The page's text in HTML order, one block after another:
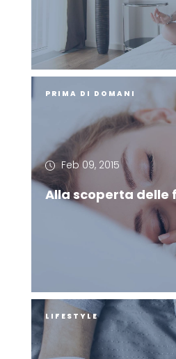
PRIMA DI DOMANI
Feb 09, 2015
Alla scoperta delle
LIFESTYLE